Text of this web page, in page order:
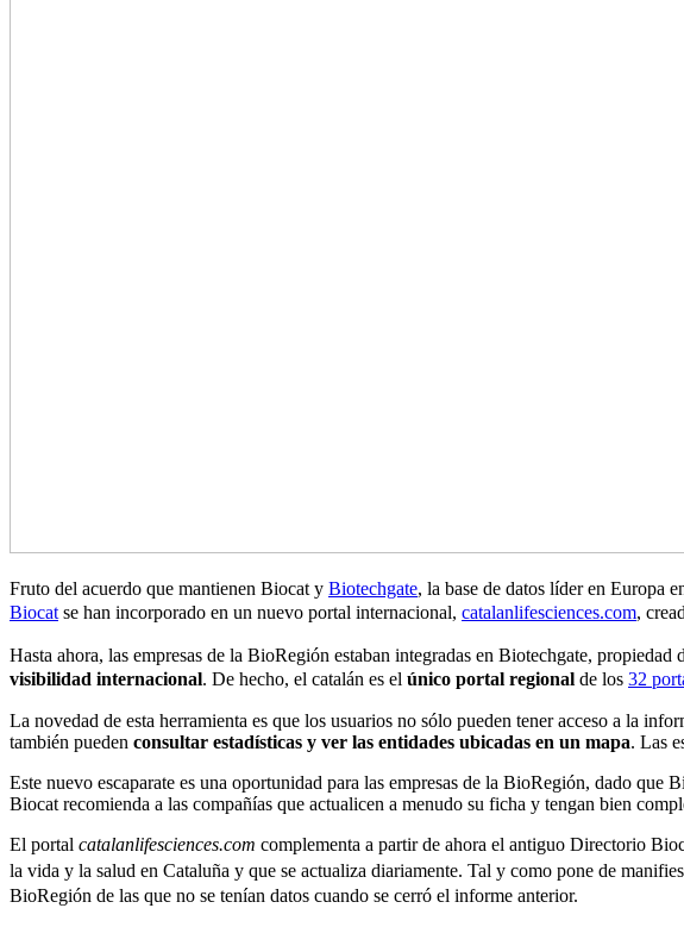
Fruto del acuerdo que mantienen Biocat y Biotechgate, la base de datos líder en Europa
Biocatse han incorporado en un nuevo portal internacional, catalanlifesciences.com,
Hasta ahora, las empresas de la BioRegión estaban integradas en Biotechgate, propiedad
visibilidad internacional. De hecho, el catalán es el único portal regional de los 32
La novedad de esta herramienta es que los usuarios no sólo pueden tener acceso a la
también pueden consultar estadísticas y ver las entidades ubicadas en un mapa. Las
Este nuevo escaparate es una oportunidad para las empresas de la BioRegión, dado que
Biocat recomienda a las compañías que actualicen a menudo su ficha y tengan bien
El portal catalanlifesciences.com complementa a partir de ahora el antiguo Directorio
la vida y la salud en Cataluña y que se actualiza diariamente. Tal y como pone de
BioRegión de las que no se tenían datos cuando se cerró el informe anterior.